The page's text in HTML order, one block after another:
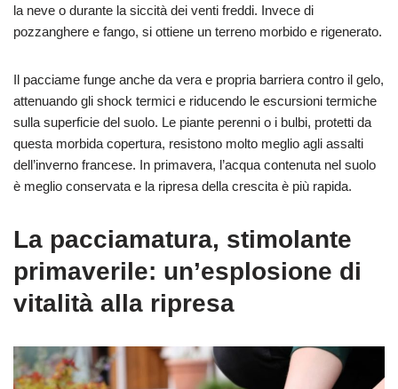
la neve o durante la siccità dei venti freddi. Invece di
pozzanghere e fango, si ottiene un terreno morbido e rigenerato.
Il pacciame funge anche da vera e propria barriera contro il gelo,
attenuando gli shock termici e riducendo le escursioni termiche
sulla superficie del suolo. Le piante perenni o i bulbi, protetti da
questa morbida copertura, resistono molto meglio agli assalti
dell’inverno francese. In primavera, l’acqua contenuta nel suolo
è meglio conservata e la ripresa della crescita è più rapida.
La pacciamatura, stimolante
primaverile: un’esplosione di
vitalità alla ripresa